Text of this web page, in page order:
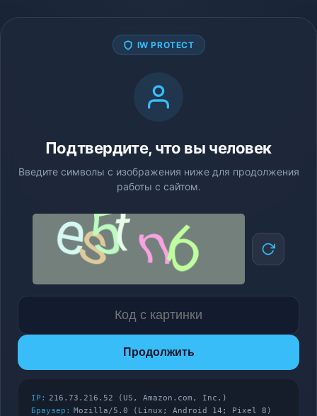
IW PROTECT
Подтвердите, что вы человек
Введите символы с изображения ниже для продолжения
работы с сайтом.
Продолжить
IP: 216.73.216.52 (US, Amazon.com, Inc.)
Браузер: Mozilla/5.0 (Linux; Android 14; Pixel 8)